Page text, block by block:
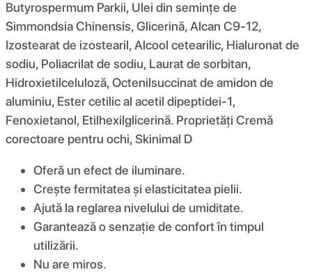
Butyrospermum Parkii, Ulei din semințe de
Simmondsia Chinensis, Glicerină, Alcan C9-12,
Izostearat de izostearil, Alcool cetearilic, Hialuronat de
sodiu, Poliacrilat de sodiu, Laurat de sorbitan,
Hidroxietilceluloză, Octenilsuccinat de amidon de
aluminiu, Ester cetilic al acetil dipeptidei-1,
Fenoxietanol, Etilhexilglicerină. Proprietăți Cremă
corectoare pentru ochi, Skinimal D
Oferă un efect de iluminare.
Crește fermitatea și elasticitatea pielii.
Ajută la reglarea nivelului de umiditate.
Garantează o senzație de confort în timpul
utilizării.
Nu are miros.